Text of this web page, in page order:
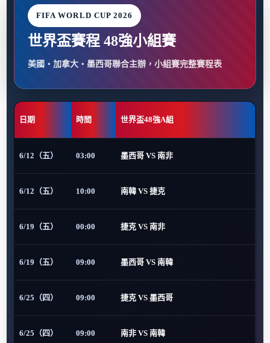
FIFA WORLD CUP 2026
世界盃賽程 48強小組賽
美國・加拿大・墨西哥聯合主辦，小組賽完整賽程表
日期 時間 世界盃48強A組
6/12（五） 03:00 墨西哥 VS 南非
6/12（五） 10:00 南韓 VS 捷克
6/19（五） 00:00 捷克 VS 南非
6/19（五） 09:00 墨西哥 VS 南韓
6/25（四） 09:00 捷克 VS 墨西哥
6/25（四） 09:00 南非 VS 南韓